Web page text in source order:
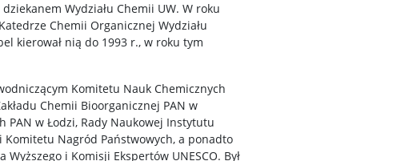
Wydziału Chemii UW. W roku
Chemii Organicznej Wydziału
kierował nią do 1993 r., w roku tym
Komitetu Nauk Chemicznych
Chemii Bioorganicznej PAN w
PAN w Łodzi, Rady Naukowej Instytutu
Komitetu Nagród Państwowych, a ponadto
i Komisji Ekspertów UNESCO. Był